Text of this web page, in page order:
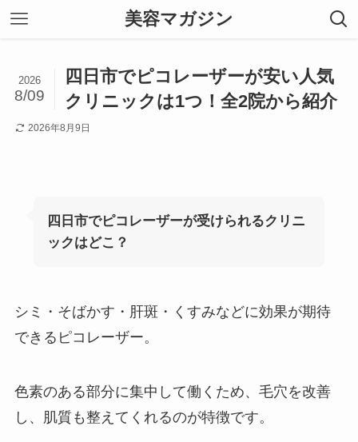
美容マガジン
四日市でピコレーザーが安い人気
クリニックは1つ！全2院から紹介
2026
8/09
2026年8月9日
四日市でピコレーザーが受けられるクリニ
ックはどこ？
シミ・そばかす・肝斑・くすみなどに効果が期待
できるピコレーザー。
色素のある部分に集中して働くため、毛穴を改善
し、肌質も整えてくれるのが特徴です。